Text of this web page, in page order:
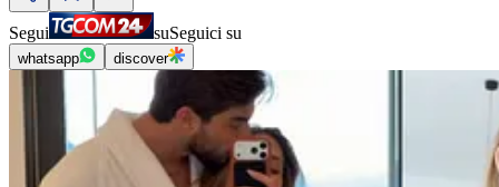
Segui suSeguici su
whatsapp discover